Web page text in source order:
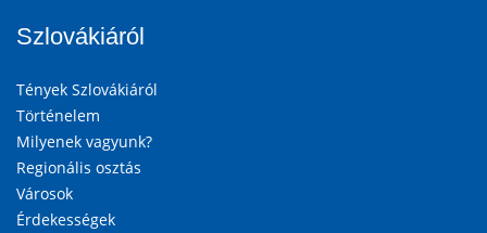
Szlovákiáról
Tények Szlovákiáról
Történelem
Milyenek vagyunk?
Regionális osztás
Városok
Érdekességek